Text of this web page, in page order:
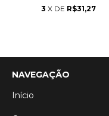
3 X DE R$31,27
NAVEGAÇÃO
Início